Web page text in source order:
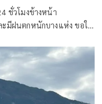
ชั่วโมงข้างหน้า
ะมีฝนตกหนักบางแห่ง ขอให้